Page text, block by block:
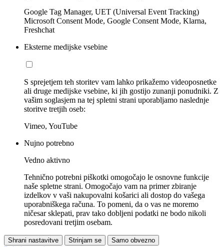
Google Tag Manager, UET (Universal Event Tracking)
Microsoft Consent Mode, Google Consent Mode, Klarna,
Freshchat
Eksterne medijske vsebine
S sprejetjem teh storitev vam lahko prikažemo videoposnetke
ali druge medijske vsebine, ki jih gostijo zunanji ponudniki. Z
vašim soglasjem na tej spletni strani uporabljamo naslednje
storitve tretjih oseb:
Vimeo, YouTube
Nujno potrebno
Vedno aktivno
Tehnično potrebni piškotki omogočajo le osnovne funkcije
naše spletne strani. Omogočajo vam na primer zbiranje
izdelkov v vaši nakupovalni košarici ali dostop do vašega
uporabniškega računa. To pomeni, da o vas ne moremo
ničesar sklepati, prav tako dobljeni podatki ne bodo nikoli
posredovani tretjim osebam.
Shrani nastavitve Strinjam se Samo obvezno